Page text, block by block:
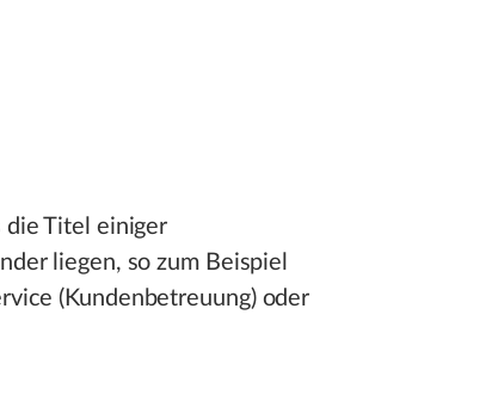
die Titel einiger
liegen, so zum Beispiel
(Kundenbetreuung) oder